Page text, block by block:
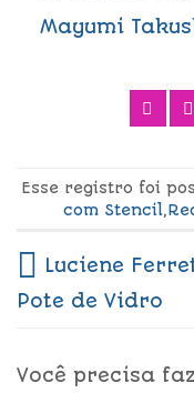
Mayumi
Esse registro foi
com Stencil,
Luciene
Pote de Vidro
Você precisa